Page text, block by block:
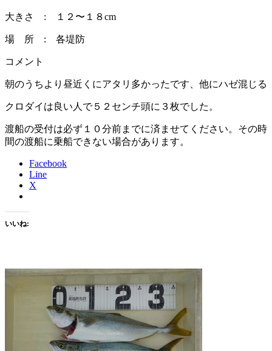
大きさ : １２〜１８cm
場 所 : 各堤防
コメント
朝のうちより昼近くにアタリ多かったです、他にハゼ混じる
クロダイは良い人で５２センチ頭に３枚でした。
渡船の受付は必ず１０分前までに済ませてください。その時
間の渡船に乗船できない場合があります。
Facebook
Line
X
いいね: